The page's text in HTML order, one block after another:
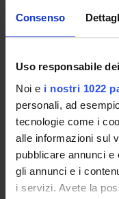
Consenso
Uso responsabile
Noi e i nostri 1022
personali, ad
tecnologie come i
alle informazioni sul
pubblicare annunci
gli annunci e i
i servizi. Avete la
GOVERNANCE
COMMISSIONI
UFFICI E
SERVIZI DI